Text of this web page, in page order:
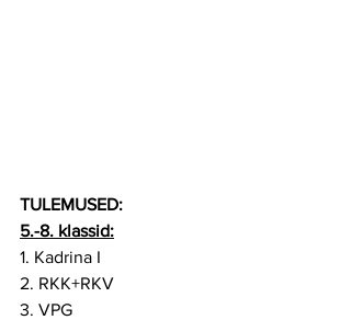
TULEMUSED:
5.-8. klassid:
1. Kadrina I
2. RKK+RKV
3. VPG